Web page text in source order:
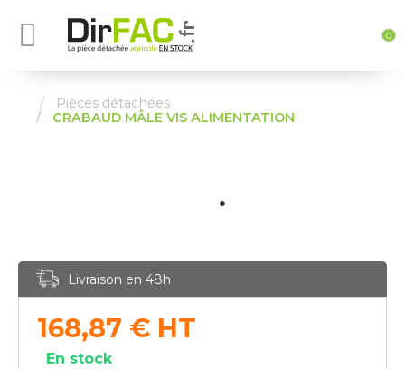
0
Pièces détachées
CRABAUD MÂLE VIS ALIMENTATION
Livraison en 48h
168,87 € HT
En stock